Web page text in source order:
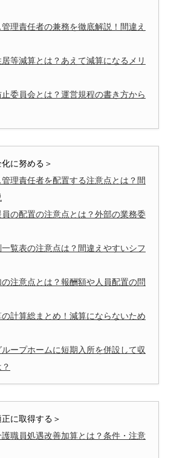
理責任者の兼務を徹底解説！間違え
等減算とは？あえて減算になるメリ
止委員会とは？運営規程の書き方から
に努める＞
理責任者を配置する注意点とは？間
の配置の注意点とは？外部の業務委
覧表の注意点は？間違えやすいシフ
注意点とは？報酬額や人員配置の問
計算総まとめ！減算にならないため
ープホームに短期入所を併設して収
に取得する＞
職員処遇改善加算とは？条件・注意